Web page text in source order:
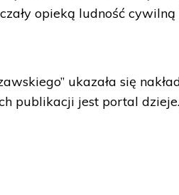
opieką ludność
ukazała się
publikacji jest portal